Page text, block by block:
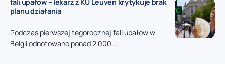
fali upałów – lekarz z KU Leuven krytykuje brak
planu działania
Podczas pierwszej tegorocznej fali upałów w
Belgii odnotowano ponad 2 000...